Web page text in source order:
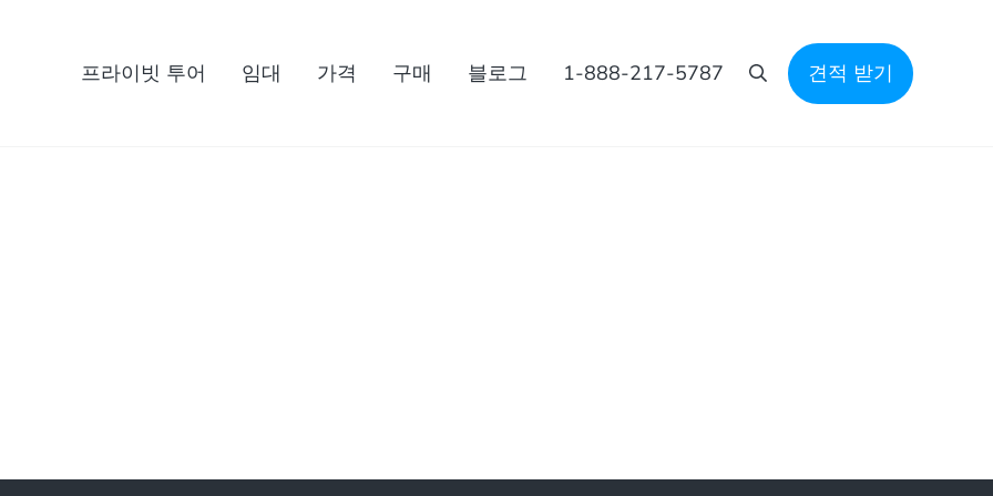
프라이빗 투어 임대 가격 구매 블로그 1-888-217-5787 검색 견적 받기